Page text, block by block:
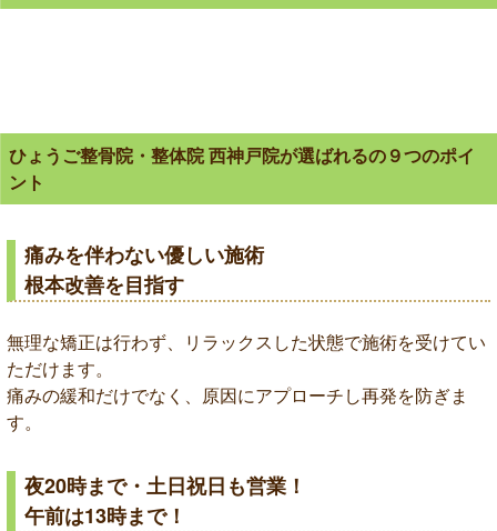
ひょうご整骨院・整体院 西神戸院が選ばれるの９つのポイ
ント
痛みを伴わない優しい施術
根本改善を目指す
無理な矯正は行わず、リラックスした状態で施術を受けてい
ただけます。
痛みの緩和だけでなく、原因にアプローチし再発を防ぎま
す。
夜20時まで・土日祝日も営業！
午前は13時まで！